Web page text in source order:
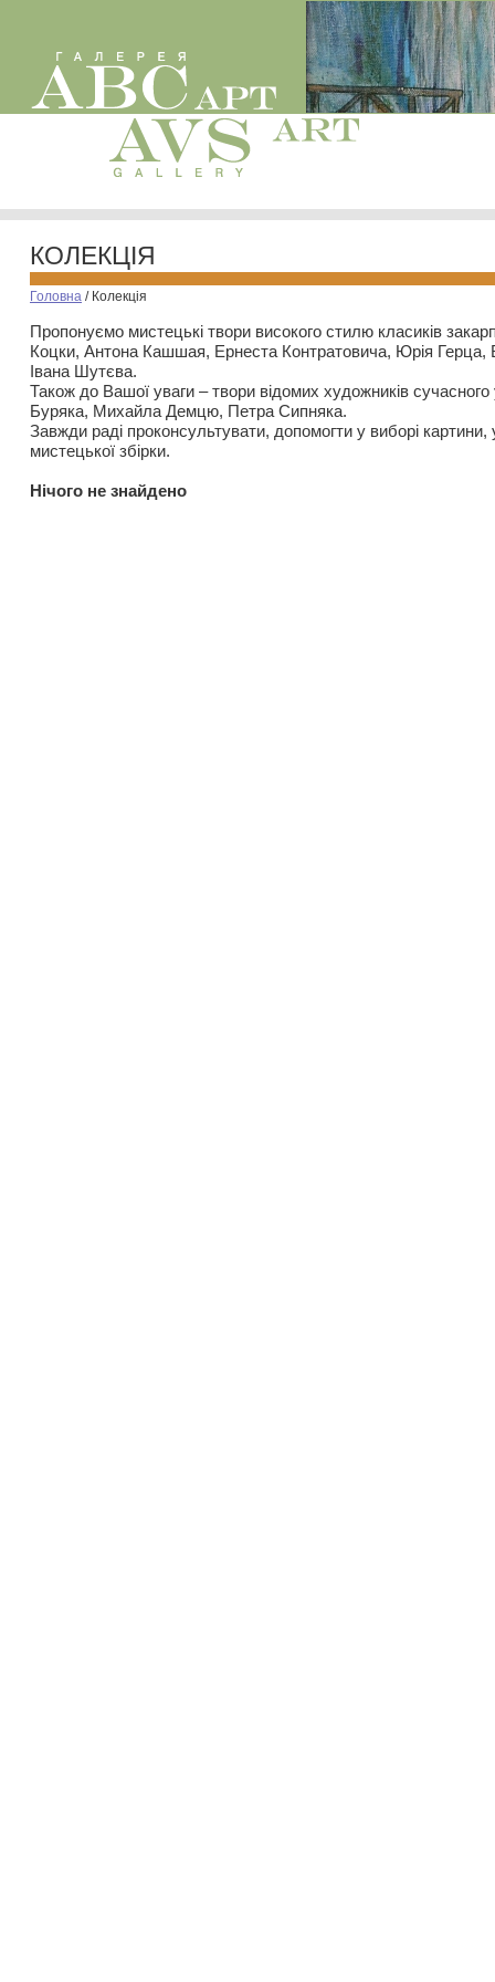
КОЛЕКЦІЯ
Головна / Колекція
Пропонуємо мистецькі твори високого стилю класиків
Коцки, Антона Кашшая, Ернеста Контратовича, Юрія
Івана Шутєва.
Також до Вашої уваги – твори відомих художників
Буряка, Михайла Демцю, Петра Сипняка.
Завжди раді проконсультувати, допомогти у виборі картини,
мистецької збірки.
Нiчого не знайдено